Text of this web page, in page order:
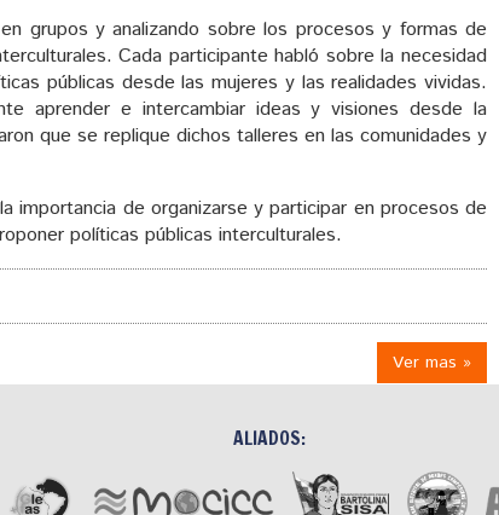
grupos y analizando sobre los procesos y formas de
Cada participante habló sobre la necesidad
públicas desde las mujeres y las realidades vividas.
aprender e intercambiar ideas y visiones desde la
que se replique dichos talleres en las comunidades y
importancia de organizarse y participar en procesos de
políticas públicas interculturales.
Ver mas »
ALIADOS: